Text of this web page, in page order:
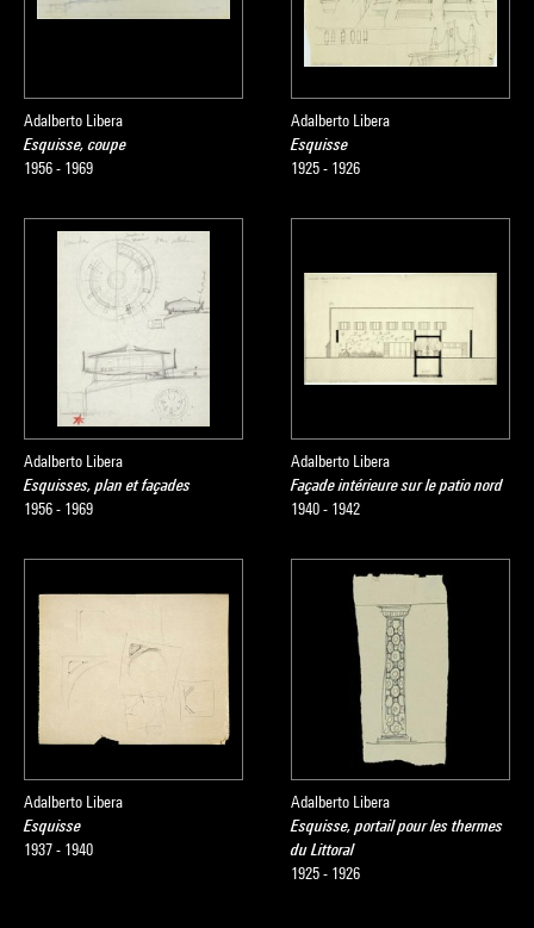
Adalberto Libera
Esquisse, coupe
1956 - 1969
Adalberto Libera
Esquisse
1925 - 1926
Adalberto Libera
Esquisses, plan et façades
1956 - 1969
Adalberto Libera
Façade intérieure sur le patio nord
1940 - 1942
Adalberto Libera
Esquisse
1937 - 1940
Adalberto Libera
Esquisse, portail pour les thermes
du Littoral
1925 - 1926